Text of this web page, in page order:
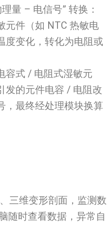
量 – 电信号” 转换：
元件（如 NTC 热敏电
度变化，转化为电阻或
容式 / 电阻式湿敏元
发的元件电容 / 电阻改
，最终经处理模块换算
三维变形剖面，监测数
随时查看数据，异常自